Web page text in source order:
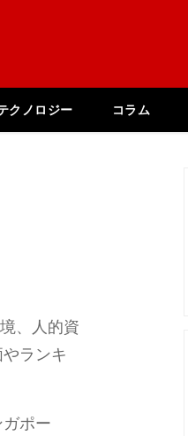
クノロジー コラム
、人的資
ランキ
ポー